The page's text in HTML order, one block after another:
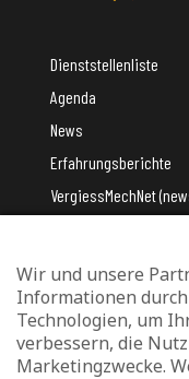
Dienststellenliste
Agenda
News
Erfahrungsberichte
VergiessMechNet
Mit Unterstützung des
Wir und unsere
Informationen
Technologien, um
verbessern, die
Marketingzwecke.